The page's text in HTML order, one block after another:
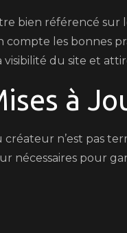
bien référencé
les bonnes
du site et
à
n’est pas
nécessaires pour